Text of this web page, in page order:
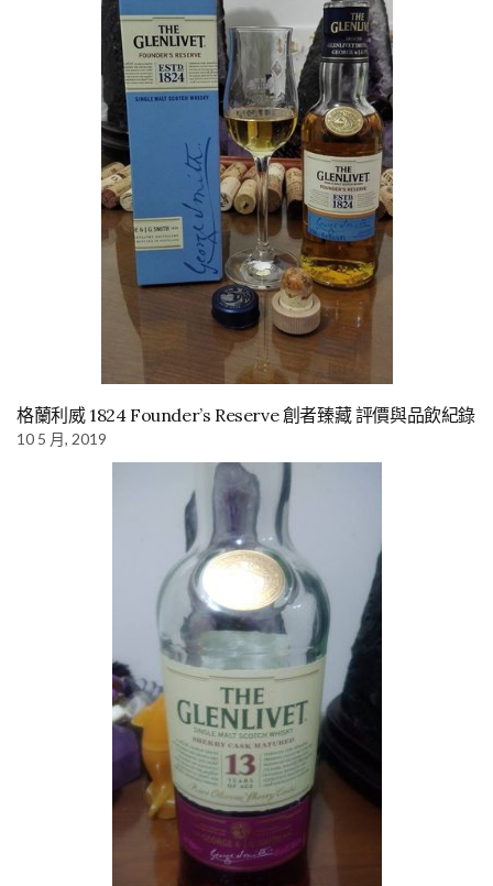
格蘭利威 1824 Founder’s Reserve 創者臻藏 評價與品飲紀錄
10 5 月, 2019